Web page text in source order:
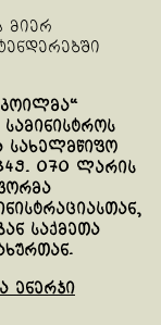
მიერ
სახელმწიფო
070 ლარის
საქმეთა
ენერჯი